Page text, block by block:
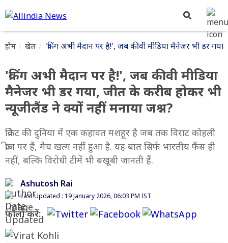
होम खेल 'किंग अभी मैदान पर है!', जब कीवी मीडिया मैनेजर भी डर
'किंग अभी मैदान पर है!', जब कीवी मीडिया
मैनेजर भी डर गया, जीत के करीब होकर भी
न्यूजीलैंड ने क्यों नहीं मनाया जश्न?
क्रिकेट की दुनिया में एक कहावत मशहूर है जब तक विराट कोहली
क्रीज पर हैं, मैच खत्म नहीं हुआ है. यह बात सिर्फ भारतीय फैंस ही
नहीं, बल्कि विरोधी टीमें भी बखूबी जानती हैं.
Ashutosh Rai
Last Updated : 19 January 2026, 06:03 PM IST
फॉलो करें: